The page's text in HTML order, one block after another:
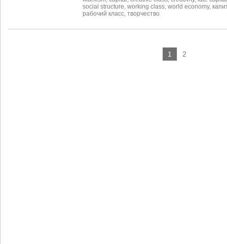
social structure working class world economy,
рабочий класс творчество
1 2